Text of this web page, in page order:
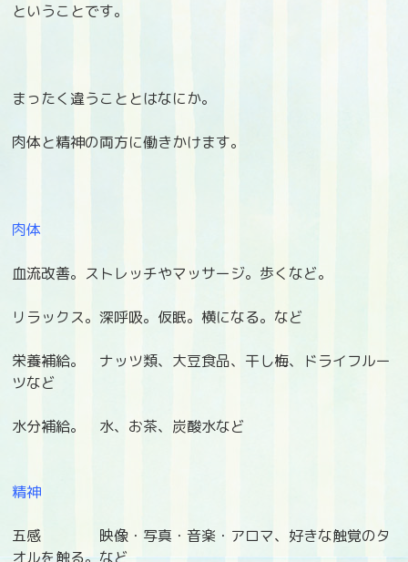
ということです。
まったく違うこととはなにか。
肉体と精神の両方に働きかけます。
肉体
血流改善。ストレッチやマッサージ。歩くなど。
リラックス。深呼吸。仮眠。横になる。など
栄養補給。 ナッツ類、大豆食品、干し梅、ドライフルー
ツなど
水分補給。 水、お茶、炭酸水など
精神
五感 映像・写真・音楽・アロマ、好きな触覚のタ
オルを触る。など